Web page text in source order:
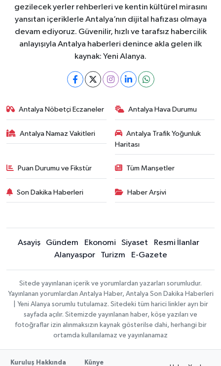
gezilecek yerler rehberleri ve kentin kültürel mirasını
yansıtan içeriklerle Antalya’nın dijital hafızası olmaya
devam ediyoruz. Güvenilir, hızlı ve tarafsız habercilik
anlayışıyla Antalya haberleri denince akla gelen ilk
kaynak: Yeni Alanya.
Antalya Nöbetçi Eczaneler Antalya Hava Durumu
Antalya Namaz Vakitleri
Antalya Trafik Yoğunluk
Haritası
Puan Durumu ve Fikstür Tüm Manşetler
Son Dakika Haberleri Haber Arşivi
Asayiş Gündem Ekonomi Siyaset
Resmi İlanlar
Alanyaspor
Turizm E-Gazete
Sitede yayınlanan içerik ve yorumlardan yazarları sorumludur.
Yayınlanan yorumlardan Antalya Haber, Antalya Son Dakika Haberleri
| Yeni Alanya sorumlu tutulamaz. Sitedeki tüm harici linkler ayrı bir
sayfada açılır. Sitemizde yayınlanan haber, köşe yazıları ve
fotoğraflar izin alınmaksızın kaynak gösterilse dahi, herhangi bir
ortamda kullanılamaz ve yayınlanamaz
Kuruluş Hakkında Künye